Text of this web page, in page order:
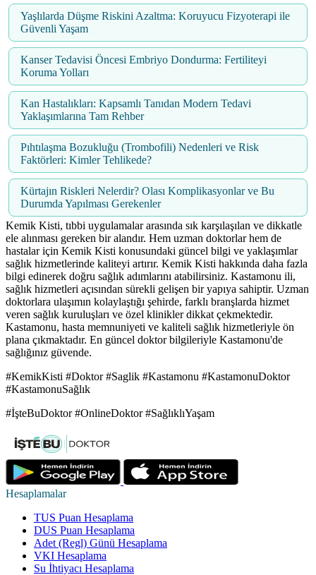
Yaşlılarda Düşme Riskini Azaltma: Koruyucu Fizyoterapi ile
Güvenli Yaşam
Kanser Tedavisi Öncesi Embriyo Dondurma: Fertiliteyi
Koruma Yolları
Kan Hastalıkları: Kapsamlı Tanıdan Modern Tedavi
Yaklaşımlarına Tam Rehber
Pıhtılaşma Bozukluğu (Trombofili) Nedenleri ve Risk
Faktörleri: Kimler Tehlikede?
Kürtajın Riskleri Nelerdir? Olası Komplikasyonlar ve Bu
Durumda Yapılması Gerekenler
Kemik Kisti, tıbbi uygulamalar arasında sık karşılaşılan ve dikkatle
ele alınması gereken bir alandır. Hem uzman doktorlar hem de
hastalar için Kemik Kisti konusundaki güncel bilgi ve yaklaşımlar
sağlık hizmetlerinde kaliteyi artırır. Kemik Kisti hakkında daha fazla
bilgi edinerek doğru sağlık adımlarını atabilirsiniz. Kastamonu ili,
sağlık hizmetleri açısından sürekli gelişen bir yapıya sahiptir. Uzman
doktorlara ulaşımın kolaylaştığı şehirde, farklı branşlarda hizmet
veren sağlık kuruluşları ve özel klinikler dikkat çekmektedir.
Kastamonu, hasta memnuniyeti ve kaliteli sağlık hizmetleriyle ön
plana çıkmaktadır. En güncel doktor bilgileriyle Kastamonu'de
sağlığınız güvende.
#KemikKisti #Doktor #Saglik #Kastamonu #KastamonuDoktor
#KastamonuSağlık
#İşteBuDoktor #OnlineDoktor #SağlıklıYaşam
Hesaplamalar
TUS Puan Hesaplama
DUS Puan Hesaplama
Adet (Regl) Günü Hesaplama
VKI Hesaplama
Su İhtiyacı Hesaplama